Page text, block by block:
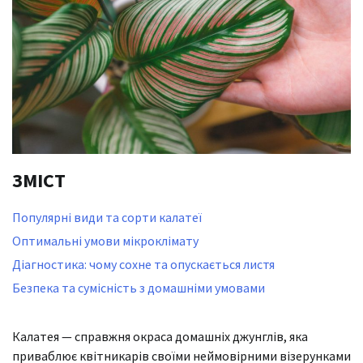
ЗМІСТ
Популярні види та сорти калатеї
Оптимальні умови мікроклімату
Діагностика: чому сохне та опускається листя
Безпека та сумісність з домашніми умовами
Калатея — справжня окраса домашніх джунглів, яка
приваблює квітникарів своїми неймовірними візерунками